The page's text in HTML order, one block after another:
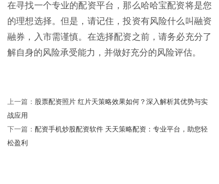
在寻找一个专业的配资平台，那么哈哈宝配资将是您
的理想选择。但是，请记住，投资有风险什么叫融资
融券，入市需谨慎。在选择配资之前，请务必充分了
解自身的风险承受能力，并做好充分的风险评估。
上一篇： 股票配资照片 红片天策略效果如何？深入解析其优势与实
战应用
下一篇： 配资手机炒股配资软件 天天策略配资：专业平台，助您轻
松盈利